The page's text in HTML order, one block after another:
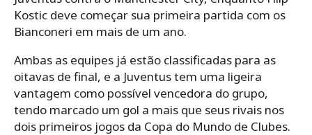
Kostic deve começar sua primeira partida com os
Bianconeri em mais de um ano.
Ambas as equipes já estão classificadas para as
oitavas de final, e a Juventus tem uma ligeira
vantagem como possível vencedora do grupo,
tendo marcado um gol a mais que seus rivais nos
dois primeiros jogos da Copa do Mundo de Clubes.